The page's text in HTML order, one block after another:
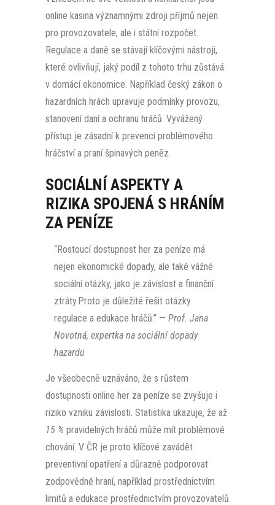
online kasina významnými zdroji příjmů nejen
pro provozovatele, ale i státní rozpočet.
Regulace a daně se stávají klíčovými nástroji,
které ovlivňují, jaký podíl z tohoto trhu zůstává
v domácí ekonomice. Například český zákon o
hazardních hrách upravuje podmínky provozu,
stanovení daní a ochranu hráčů. Vyvážený
přístup je zásadní k prevenci problémového
hráčství a praní špinavých peněz.
SOCIÁLNÍ ASPEKTY A
RIZIKA SPOJENÁ S HRÁNÍM
ZA PENÍZE
“Rostoucí dostupnost her za peníze má
nejen ekonomické dopady, ale také vážné
sociální otázky, jako je závislost a finanční
ztráty.Proto je důležité řešit otázky
regulace a edukace hráčů.” — Prof. Jana
Novotná, expertka na sociální dopady
hazardu
Je všeobecně uznáváno, že s růstem
dostupnosti online her za peníze se zvyšuje i
riziko vzniku závislosti. Statistika ukazuje, že až
15 % pravidelných hráčů může mít problémové
chování. V ČR je proto klíčové zavádět
preventivní opatření a důrazně podporovat
zodpovědné hraní, například prostřednictvím
limitů a edukace prostřednictvím provozovatelů